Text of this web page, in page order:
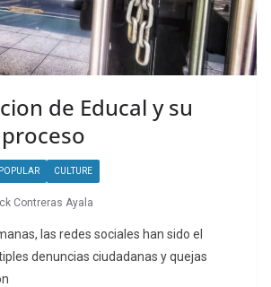
de Educal y su
CULTURE
Contreras Ayala
las redes sociales han sido el
denuncias ciudadanas y quejas